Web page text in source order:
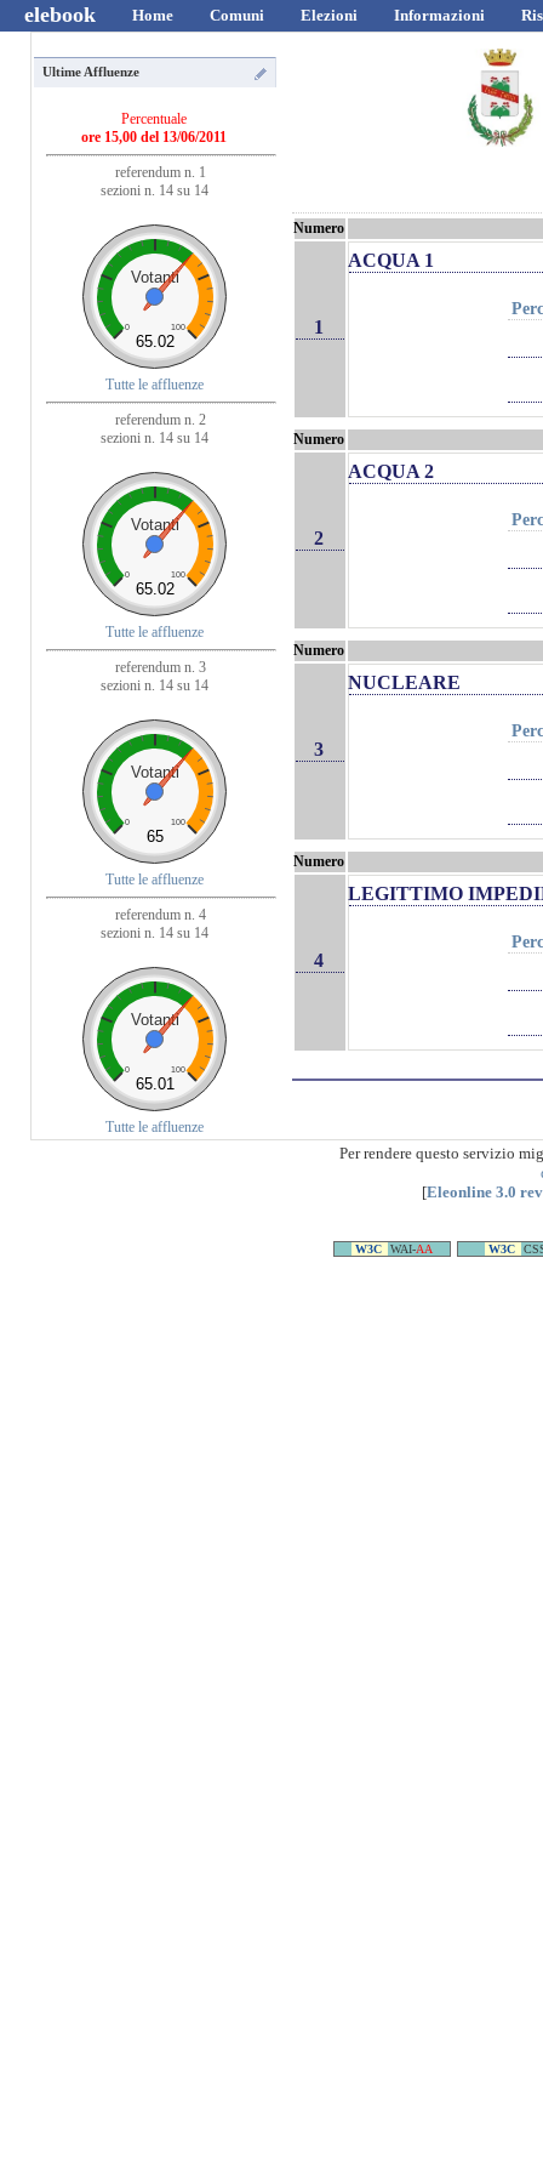
elebook Home Comuni Elezioni Informazioni
Ultime Affluenze
Percentuale
ore 15,00 del 13/06/2011
referendum n. 1
sezioni n. 14 su 14
Votanti
0 100
65.02
Tutte le affluenze
referendum n. 2
sezioni n. 14 su 14
Votanti
0 100
65.02
Tutte le affluenze
referendum n. 3
sezioni n. 14 su 14
Votanti
0 100
65
Tutte le affluenze
referendum n. 4
sezioni n. 14 su 14
Votanti
0 100
65.01
Tutte le affluenze
Numero
1
ACQUA 1
Numero
2
ACQUA 2
Numero
3
NUCLEARE
Numero
4
LEGITTIMO
Per rendere questo servizio
[Eleonline 3.0
W3C WAI-AA W3C